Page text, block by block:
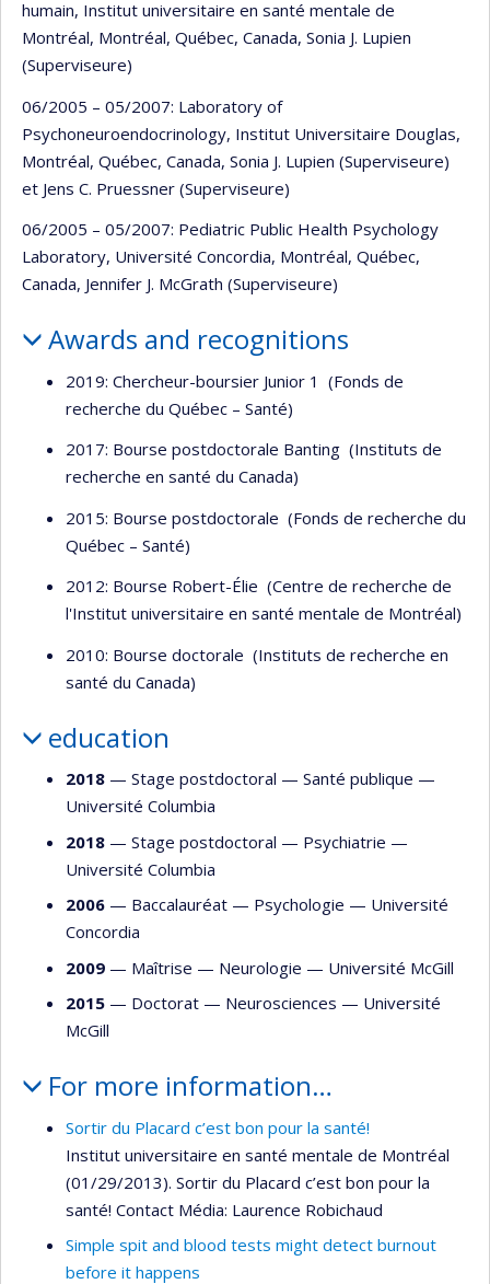
humain, Institut universitaire en santé mentale de
Montréal, Montréal, Québec, Canada, Sonia J. Lupien
(Superviseure)
06/2005 – 05/2007: Laboratory of
Psychoneuroendocrinology, Institut Universitaire Douglas,
Montréal, Québec, Canada, Sonia J. Lupien (Superviseure)
et Jens C. Pruessner (Superviseure)
06/2005 – 05/2007: Pediatric Public Health Psychology
Laboratory, Université Concordia, Montréal, Québec,
Canada, Jennifer J. McGrath (Superviseure)
Awards and recognitions
2019: Chercheur-boursier Junior 1 (Fonds de
recherche du Québec – Santé)
2017: Bourse postdoctorale Banting (Instituts de
recherche en santé du Canada)
2015: Bourse postdoctorale (Fonds de recherche du
Québec – Santé)
2012: Bourse Robert-Élie (Centre de recherche de
l'Institut universitaire en santé mentale de Montréal)
2010: Bourse doctorale (Instituts de recherche en
santé du Canada)
education
2018 — Stage postdoctoral — Santé publique —
Université Columbia
2018 — Stage postdoctoral — Psychiatrie —
Université Columbia
2006 — Baccalauréat — Psychologie — Université
Concordia
2009 — Maîtrise — Neurologie — Université McGill
2015 — Doctorat — Neurosciences — Université
McGill
For more information…
Sortir du Placard c’est bon pour la santé!
Institut universitaire en santé mentale de Montréal
(01/29/2013). Sortir du Placard c’est bon pour la
santé! Contact Média: Laurence Robichaud
Simple spit and blood tests might detect burnout
before it happens